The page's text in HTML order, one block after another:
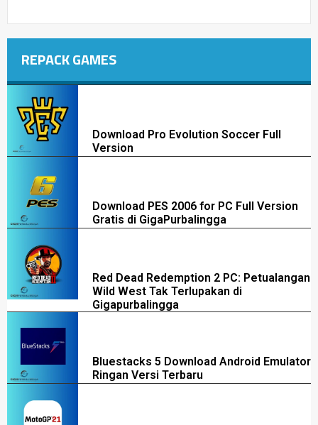
REPACK GAMES
Download Pro Evolution Soccer Full
Version
Download PES 2006 for PC Full Version
Gratis di GigaPurbalingga
Red Dead Redemption 2 PC: Petualangan
Wild West Tak Terlupakan di
Gigapurbalingga
Bluestacks 5 Download Android Emulator
Ringan Versi Terbaru